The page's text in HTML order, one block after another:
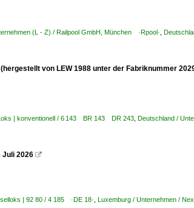
(L - Z) / Railpool GmbH, München ·Rpool·
von LEW 1988 unter der Fabriknummer
| konventionell / 6 143 BR 143 DR 243 Deutschland /
Juli 2026 
| 92 80 / 4 185 ·DE 18· Luxemburg / Unternehmen /